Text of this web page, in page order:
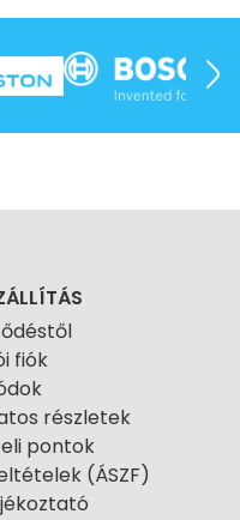
fiók
részletek
pontok
(ÁSZF)